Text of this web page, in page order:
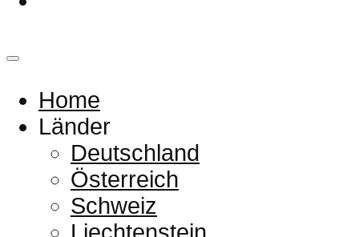
Home
Länder
Deutschland
Österreich
Schweiz